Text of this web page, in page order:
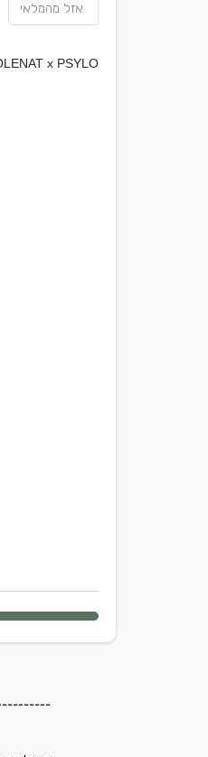
אזל מהמלאי
x PSYLO